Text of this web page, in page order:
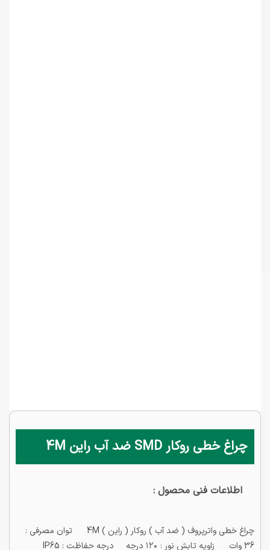
چراغ خطی روکار SMD ضد آب راین 4M
اطلاعات فنی محصول :
چراغ خطی واترپروف ( ضد آب ) روكار ( راین ) 4M توان مصرفي :